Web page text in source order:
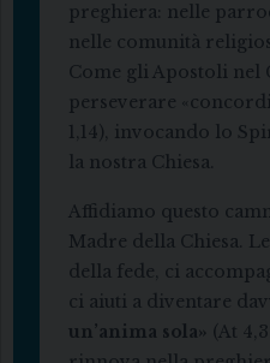
preghiera: nelle
nelle comunità
Come gli Apostoli nel
perseverare
1,14), invocando lo
la nostra Chiesa.
Affidiamo questo
Madre della Chiesa.
della fede, ci
ci aiuti a diventare
un’anima sola» (At